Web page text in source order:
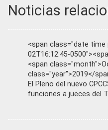
Noticias
<span class="date time
02T16:12:45-
<span
class="year">2019</
El Pleno del nuevo
funciones a jueces del